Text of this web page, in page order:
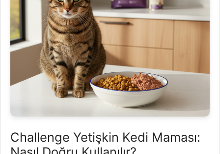
Challenge Yetişkin Kedi Maması: